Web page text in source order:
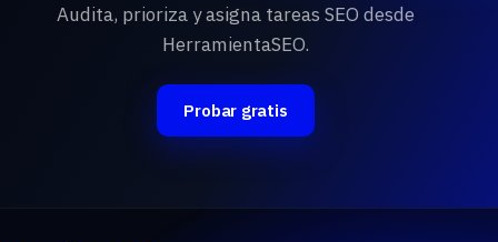
Audita, prioriza y asigna tareas SEO desde
HerramientaSEO.
Probar gratis